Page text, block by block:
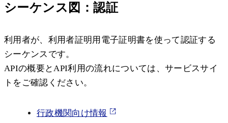
シーケンス図：認証
利用者が、利用者証明用電子証明書を使って認証する
シーケンスです。
APIの概要とAPI利用の流れについては、サービスサイ
トをご確認ください。
行政機関向け情報